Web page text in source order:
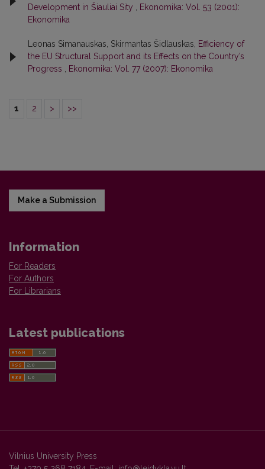
Development in Šiauliai Sity
Ekonomika: Vol. 53 (2001):
Ekonomika
Leonas Simanauskas, Skirmantas Šidlauskas,
Efficiency of
the EU Structural Support and its Effects on the Country’s
Progress
Ekonomika: Vol. 77 (2007): Ekonomika
1 2 > >>
Make a Submission
Information
For Readers
For Authors
For Librarians
Latest publications
Vilnius University Press